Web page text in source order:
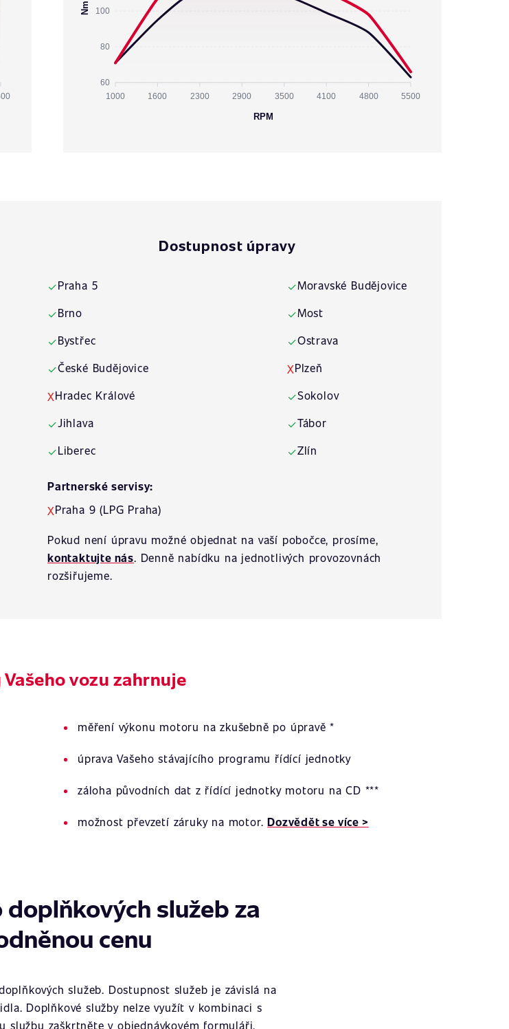
100
80
60
Nm
1000 1600 2300 2900 3500 4100 4800 5500
RPM
Dostupnost úpravy
✓Praha 5
✓Brno
✓Bystřec
✓České Budějovice
XHradec Králové
✓Jihlava
✓Liberec
✓Moravské Budějovice
✓Most
✓Ostrava
XPlzeň
✓Sokolov
✓Tábor
✓Zlín
Partnerské servisy:
XPraha 9 (LPG Praha)
Pokud není úpravu možné objednat na vaší pobočce, prosíme,
kontaktujte nás. Denně nabídku na jednotlivých provozovnách
rozšiřujeme.
vozu zahrnuje
měření výkonu motoru na zkušebně po úpravě *
úprava Vašeho stávajícího programu řídící jednotky
záloha původních dat z řídící jednotky motoru na CD ***
možnost převzetí záruky na motor.Dozvědět se více >
služeb za
cenu
služeb. Dostupnost služeb je závislá na
Doplňkové služby nelze využít v kombinaci s
službu zaškrtněte v objednávkovém formuláři.